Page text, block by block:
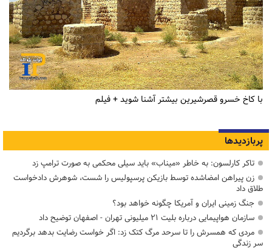
با کاخ خسرو قصرشیرین بیشتر آشنا شوید + فیلم
پربازدیدها
تاکر کارلسون: به خاطر «میناب» باید سیلی محکمی به صورت ترامپ زد
زن پیراهن امضاشده توسط بازیکن پرسپولیس را شست، شوهرش دادخواست
طلاق داد
جنگ زمینی ایران و آمریکا چگونه خواهد بود؟
سازمان هواپیمایی درباره بلیت ۲۱ میلیونی تهران - اصفهان توضیح داد
مردی که همسرش را تا سرحد مرگ کتک زد: اگر خواست رضایت بدهد برگردیم
سر زندگی